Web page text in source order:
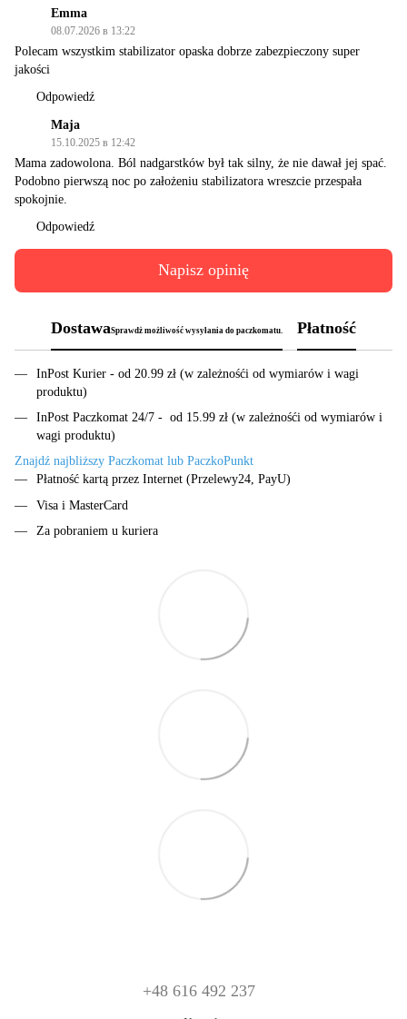
Emma
08.07.2026 в 13:22
Polecam wszystkim stabilizator opaska dobrze zabezpieczony super
jakości
Odpowiedź
Maja
15.10.2025 в 12:42
Mama zadowolona. Ból nadgarstków był tak silny, że nie dawał jej spać.
Podobno pierwszą noc po założeniu stabilizatora wreszcie przespała
spokojnie.
Odpowiedź
Napisz opinię
DostawaSprawdż możliwość wysyłania do paczkomatu. Płatność
InPost Kurier - od 20.99 zł (w zależnośći od wymiarów i wagi
produktu)
InPost Paczkomat 24/7 - od 15.99 zł (w zależnośći od wymiarów i
wagi produktu)
Znajdź najbliższy Paczkomat lub PaczkoPunkt
Płatność kartą przez Internet (Przelewy24, PayU)
Visa i MasterCard
Za pobraniem u kuriera
+48 616 492 237